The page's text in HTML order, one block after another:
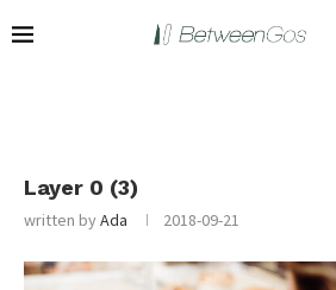
Layer 0 (3)
written byAda 2018-09-21